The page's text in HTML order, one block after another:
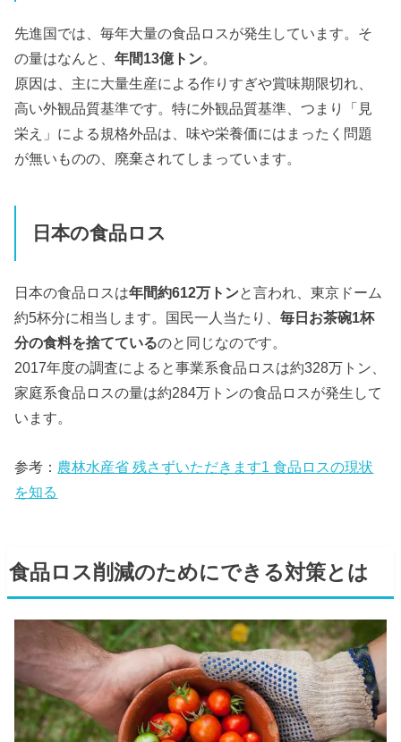
先進国では、毎年大量の食品ロスが発生しています。そ
の量はなんと、年間13億トン。
原因は、主に大量生産による作りすぎや賞味期限切れ、
高い外観品質基準です。特に外観品質基準、つまり「見
栄え」による規格外品は、味や栄養価にはまったく問題
が無いものの、廃棄されてしまっています。
日本の食品ロス
日本の食品ロスは年間約612万トンと言われ、東京ドーム
約5杯分に相当します。国民一人当たり、毎日お茶碗1杯
分の食料を捨てているのと同じなのです。
2017年度の調査によると事業系食品ロスは約328万トン、
家庭系食品ロスの量は約284万トンの食品ロスが発生して
います。
参考： 農林水産省 残さずいただきます1 食品ロスの現状
を知る
食品ロス削減のためにできる対策とは